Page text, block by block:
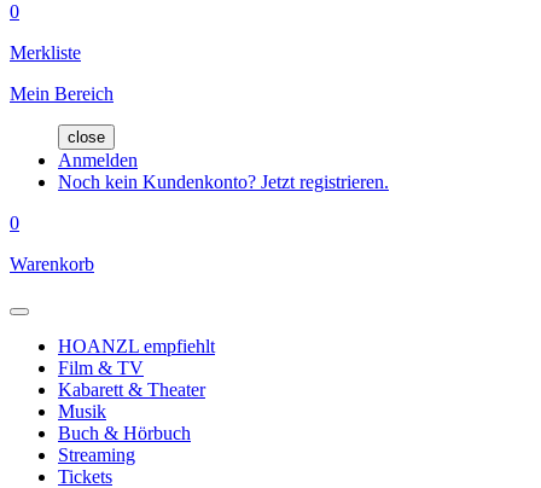
0
Merkliste
Mein Bereich
close
Anmelden
Noch kein Kundenkonto? Jetzt registrieren.
0
Warenkorb
HOANZL empfiehlt
Film & TV
Kabarett & Theater
Musik
Buch & Hörbuch
Streaming
Tickets